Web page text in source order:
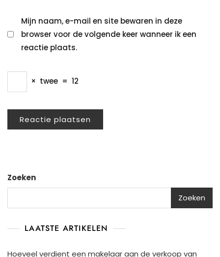
Mijn naam, e-mail en site bewaren in deze
browser voor de volgende keer wanneer ik een
reactie plaats.
× twee = 12
Zoeken
Zoeken
LAATSTE ARTIKELEN
Hoeveel verdient een makelaar aan de verkoop van